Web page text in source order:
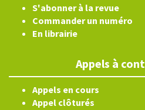
S'abonner à la revue
Commander un numéro
En librairie
Appels à
Appels en cours
Appel clôturés